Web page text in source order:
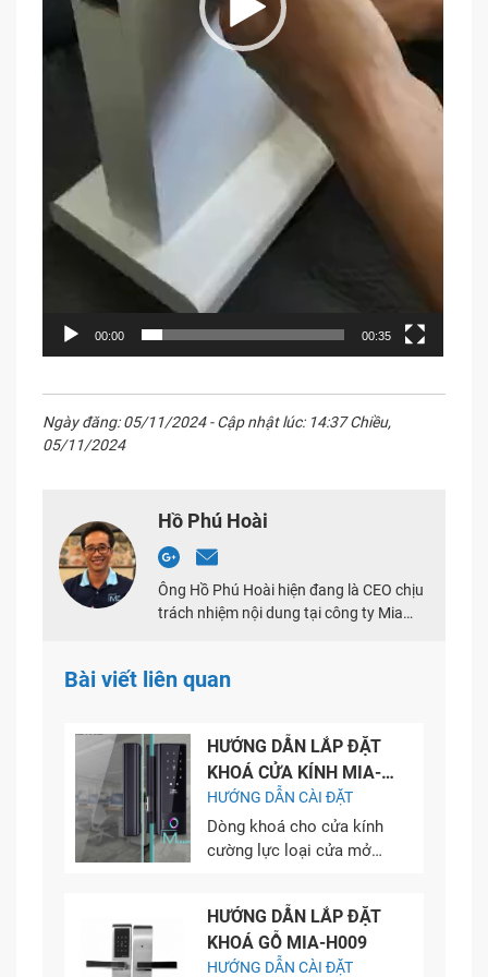
00:00 00:35
Ngày đăng: 05/11/2024 - Cập nhật lúc: 14:37 Chiều,
05/11/2024
Hồ Phú Hoài
Ông Hồ Phú Hoài hiện đang là CEO chịu
trách nhiệm nội dung tại công ty Mia
điện tử. Với tầm nhìn và sứ mệnh, mong
nước cung cấp các dòng sản phẩm
khóa cửa điện tử thông minh với giá cả
hợp lý.
Bài viết liên quan
HƯỚNG DẪN LẮP ĐẶT
KHOÁ CỬA KÍNH MIA-
GLCS1
HƯỚNG DẪN CÀI ĐẶT
Dòng khoá cho cửa kính
cường lực loại cửa mở
minh đáp ứng mọi nhu
cầu kiểm soát cửa ra vào.
Với tiêu chí: An Toàn,
HƯỚNG DẪN LẮP ĐẶT
KHOÁ GỖ MIA-H009
HƯỚNG DẪN CÀI ĐẶT